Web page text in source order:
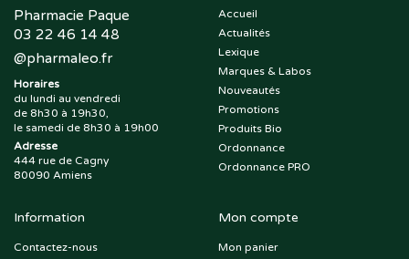
Pharmacie Paque
03 22 46 14 48
@pharmaleo.fr
Horaires
du lundi au vendredi
de 8h30 à 19h30,
le samedi de 8h30 à 19h00
Adresse
444 rue de Cagny
80090 Amiens
Accueil
Actualités
Lexique
Marques & Labos
Nouveautés
Promotions
Produits Bio
Ordonnance
Ordonnance PRO
Information
Contactez-nous
Mon compte
Mon panier